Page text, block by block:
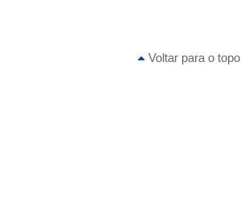
Voltar para o topo